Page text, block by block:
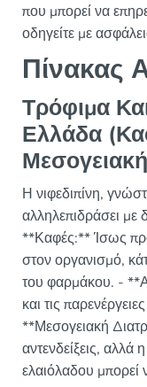
που μπορεί να
οδηγείτε με
Πίνακας
Τρόφιμα
Ελλάδα
Η νιφεδιπίνη,
αλληλεπιδράσει με
**Καφές:** Ίσως
στον οργανισμό,
του φαρμάκου. -
και τις
**Μεσογειακή
αντενδείξεις,
ελαιόλαδου